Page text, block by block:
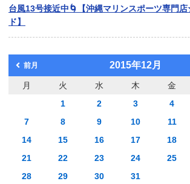
台風13号接近中🌀【沖縄マリンスポーツ専門
ド】
前月 2015年12月
月 火 水 木 金
1
2 3 4
7
8 9 10 11
14
15 16 17 18
21
22 23 24 25
28
29 30 31